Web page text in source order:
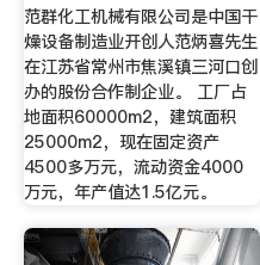
范群化工机械有限公司是中国干
燥设备制造业开创人范炳喜先生
在江苏省常州市焦溪镇三河口创
办的股份合作制企业。 工厂占
地面积60000m2，建筑面积
25000m2，现在固定资产
4500多万元，流动资金4000
万元，年产值达1.5亿元。